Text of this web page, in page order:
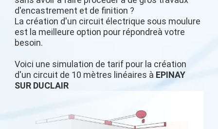
d'encastrement et de finition ?
La création d'un circuit électrique sous moulure
est la meilleure option pour répondreà votre
besoin.
Voici une simulation de tarif pour la création
d'un circuit de 10 mètres linéaires à EPINAY
SUR DUCLAIR